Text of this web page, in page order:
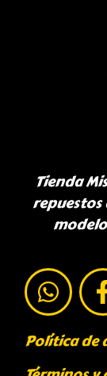
Tienda
Política de